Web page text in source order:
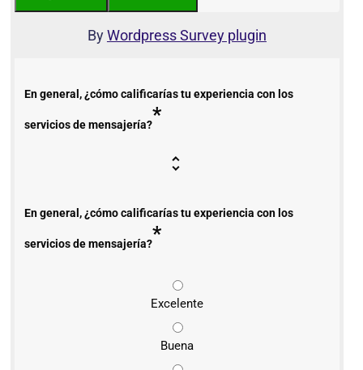
ByWordpress Survey plugin
En general, ¿cómo calificarías tu experiencia con los
servicios de mensajería?*
En general, ¿cómo calificarías tu experiencia con los
servicios de mensajería?*
Excelente
Buena